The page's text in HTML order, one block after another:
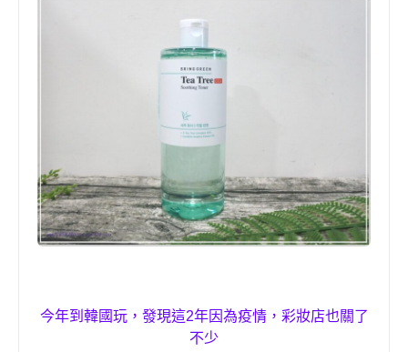
今年到韓國玩，發現這2年因為疫情，彩妝店也關了
不少